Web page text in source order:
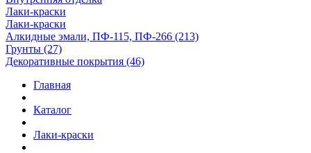
Лаки-краски
Лаки-краски
Алкидные эмали, ПФ-115, ПФ-266 (213)
Грунты (27)
Декоративные покрытия (46)
Главная
Каталог
Лаки-краски